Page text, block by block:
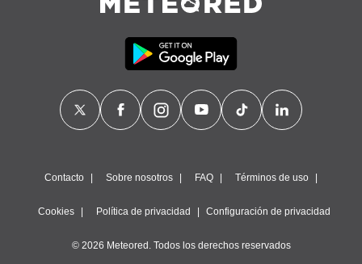
Contacto Sobre nosotros FAQ Términos de uso
Cookies Política de privacidad Configuración de privacidad
© 2026 Meteored. Todos los derechos reservados